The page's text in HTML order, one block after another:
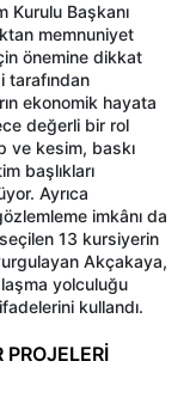
Kurulu Başkanı
memnuniyet
önemine dikkat
tarafından
ekonomik hayata
değerli bir rol
ve kesim, baskı
başlıkları
Ayrıca
imkânı da
13 kursiyerin
Akçakaya,
yolculuğu
kullandı.